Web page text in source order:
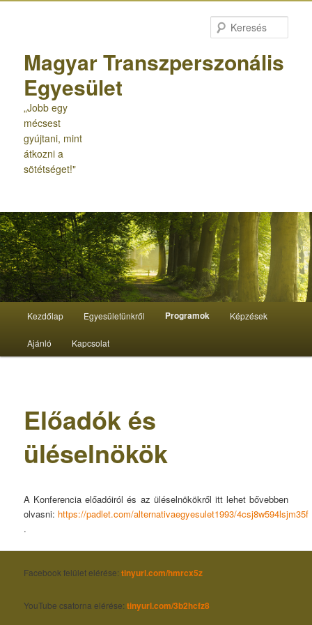
Magyar Transzperszonális
Egyesület
„Jobb egy
mécsest
gyújtani, mint
átkozni a
sötétséget!"
Kezdőlap Egyesületünkről Programok Képzések
Ajánló Kapcsolat
Előadók és
üléselnökök
A Konferencia előadóiról és az üléselnökökről itt lehet bővebben
olvasni: https://padlet.com/alternativaegyesulet1993/4csj8w594lsjm35f
.
Facebook felület elérése:tinyurl.com/hmrcx5z
YouTube csatorna elérése:tinyurl.com/3b2hcfz8